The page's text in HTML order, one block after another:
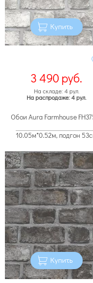
Купить
3 490руб.
На складе: 4 рул.
На распродаже: 4 рул.
Обои Aura Farmhouse
10.05м*0.52м, подгон
Купить